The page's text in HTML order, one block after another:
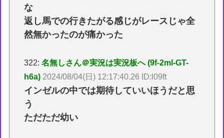
な
返し馬での行きたがる感じがレースじゃ全
然無かったのが痛かった
322:名無しさん＠実況は実況板へ (9f-2ml-GT-
h6a) 2024/08/04(日) 12:17:40.26 ID:l09ft
インゼルの中では期待していいほうだと思
う
ただただ幼い